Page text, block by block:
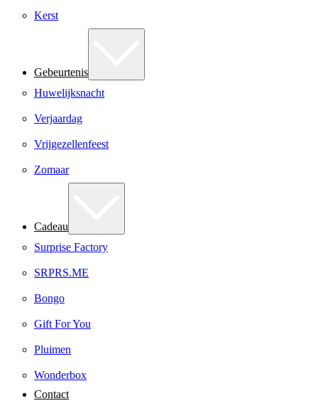
Kerst
Gebeurtenis
Huwelijksnacht
Verjaardag
Vrijgezellenfeest
Zomaar
Cadeau
Surprise Factory
SRPRS.ME
Bongo
Gift For You
Pluimen
Wonderbox
Contact